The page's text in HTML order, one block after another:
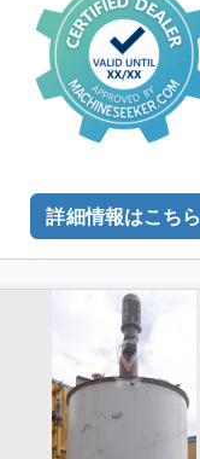
詳細情報はこちら